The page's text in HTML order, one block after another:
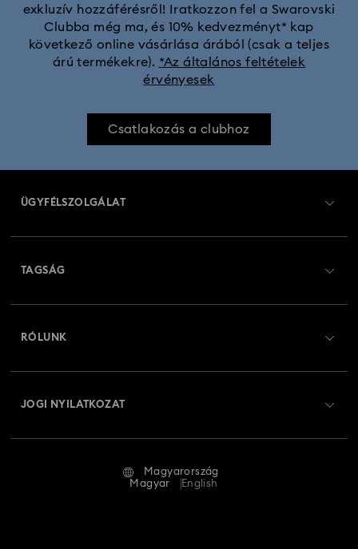
exkluzív hozzáférésről! Iratkozzon fel a Swarovski
Clubba még ma, és 10% kedvezményt* kap
következő online vásárlása árából (csak a teljes
árú termékekre). *Az általános feltételek
érvényesek
Csatlakozás a clubhoz
ÜGYFÉLSZOLGÁLAT
Visszaküldés és csere
Javítás állapota
TAGSÁG
RÓLUNK
JOGI NYILATKOZAT
Magyarország
Magyar
English